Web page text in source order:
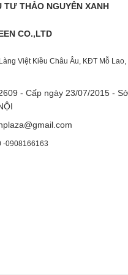
THẢO NGUYÊN XANH
CO.,LTD
Việt Kiều Châu Âu, KĐT Mỗ
- Cấp ngày 23/07/2015 -
-0908166163